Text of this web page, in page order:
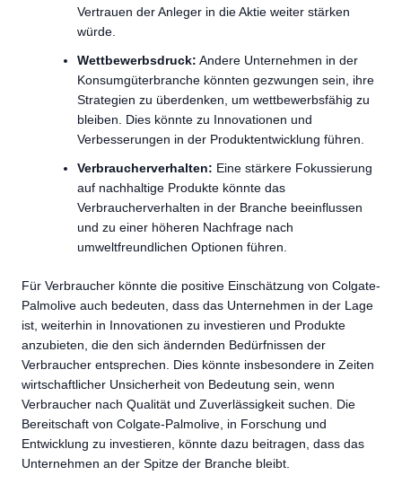
Vertrauen der Anleger in die Aktie weiter stärken
würde.
Wettbewerbsdruck: Andere Unternehmen in der
Konsumgüterbranche könnten gezwungen sein, ihre
Strategien zu überdenken, um wettbewerbsfähig zu
bleiben. Dies könnte zu Innovationen und
Verbesserungen in der Produktentwicklung führen.
Verbraucherverhalten: Eine stärkere Fokussierung
auf nachhaltige Produkte könnte das
Verbraucherverhalten in der Branche beeinflussen
und zu einer höheren Nachfrage nach
umweltfreundlichen Optionen führen.
Für Verbraucher könnte die positive Einschätzung von Colgate-
Palmolive auch bedeuten, dass das Unternehmen in der Lage
ist, weiterhin in Innovationen zu investieren und Produkte
anzubieten, die den sich ändernden Bedürfnissen der
Verbraucher entsprechen. Dies könnte insbesondere in Zeiten
wirtschaftlicher Unsicherheit von Bedeutung sein, wenn
Verbraucher nach Qualität und Zuverlässigkeit suchen. Die
Bereitschaft von Colgate-Palmolive, in Forschung und
Entwicklung zu investieren, könnte dazu beitragen, dass das
Unternehmen an der Spitze der Branche bleibt.